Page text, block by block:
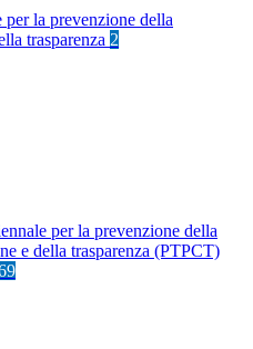
per la prevenzione della
trasparenza 2
per la prevenzione della
e della trasparenza (PTPCT)